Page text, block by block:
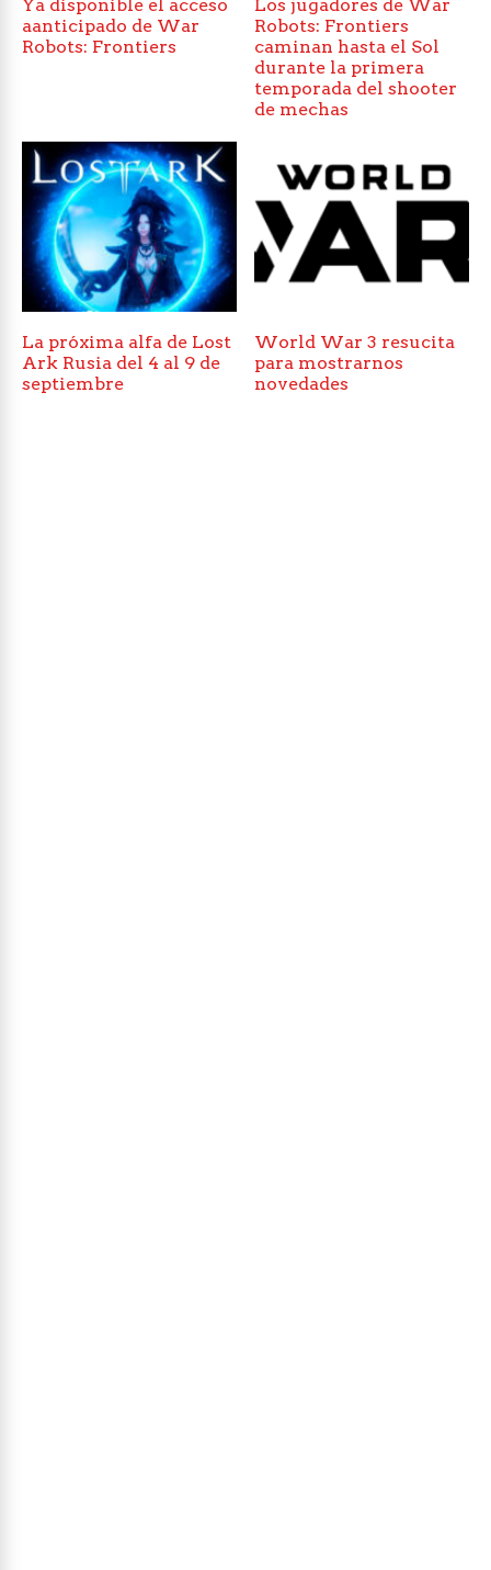
Ya disponible el acceso
aanticipado de War
Robots: Frontiers
Los jugadores de War
Robots: Frontiers
caminan hasta el Sol
durante la primera
temporada del shooter
de mechas
La próxima alfa de Lost
Ark Rusia del 4 al 9 de
septiembre
World War 3 resucita
para mostrarnos
novedades